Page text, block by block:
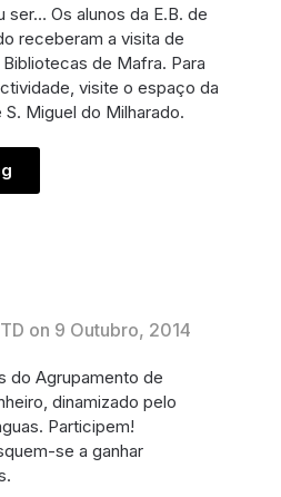
ser… Os alunos da E.B. de
receberam a visita de
de Mafra. Para
visite o espaço da
Miguel do Milharado.
on 9 Outubro, 2014
do Agrupamento de
dinamizado pelo
Participem!
se a ganhar